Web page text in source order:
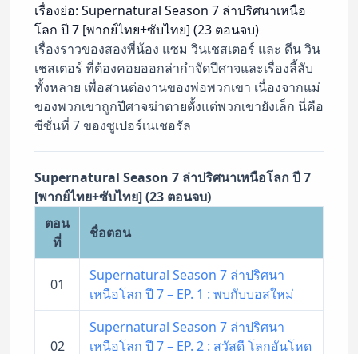
เรื่องย่อ: Supernatural Season 7 ล่าปริศนาเหนือ
โลก ปี 7 [พากย์ไทย+ซับไทย] (23 ตอนจบ)
เรื่องราวของสองพี่น้อง แซม วินเชสเตอร์ และ ดีน วิน
เชสเตอร์ ที่ต้องคอยออกล่ากำจัดปีศาจและเรื่องลี้ลับ
ทั้งหลาย เพื่อสานต่องานของพ่อพวกเขา เนื่องจากแม่
ของพวกเขาถูกปีศาจฆ่าตายตั้งแต่พวกเขายังเล็ก นี่คือ
ซีซั่นที่ 7 ของซูเปอร์เนเชอรัล
Supernatural Season 7 ล่าปริศนาเหนือโลก ปี 7
[พากย์ไทย+ซับไทย] (23 ตอนจบ)
ตอน
ที่
ชื่อตอน
01
Supernatural Season 7 ล่าปริศนา
เหนือโลก ปี 7 – EP. 1 : พบกับบอสใหม่
02
Supernatural Season 7 ล่าปริศนา
เหนือโลก ปี 7 – EP. 2 : สวัสดี โลกอันโหด